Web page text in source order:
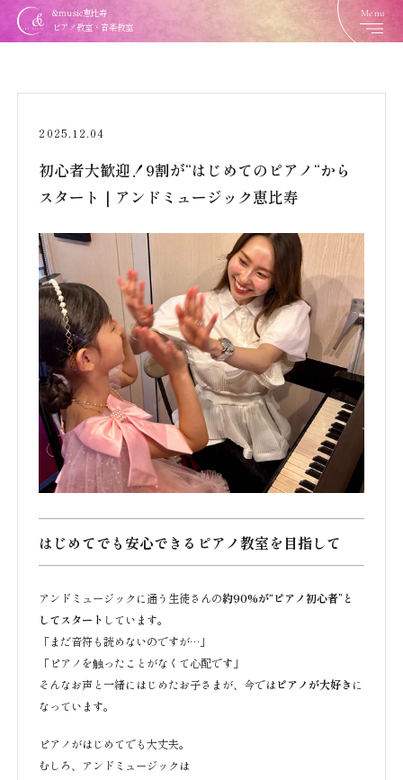
&music恵比寿
ピアノ教室・音楽教室
2025.12.04
初心者大歓迎！9割が“はじめてのピアノ“から
スタート｜アンドミュージック恵比寿
はじめてでも安心できるピアノ教室を目指して
アンドミュージックに通う生徒さんの約90%が“ピアノ初心者”と
してスタート しています。
「まだ音符も読めないのですが…」
「ピアノを触ったことがなくて心配です」
そんなお声と一緒にはじめたお子さまが、今では ピアノが大好き に
なっています。
ピアノがはじめてでも大丈夫。
むしろ、アンドミュージックは
Menu